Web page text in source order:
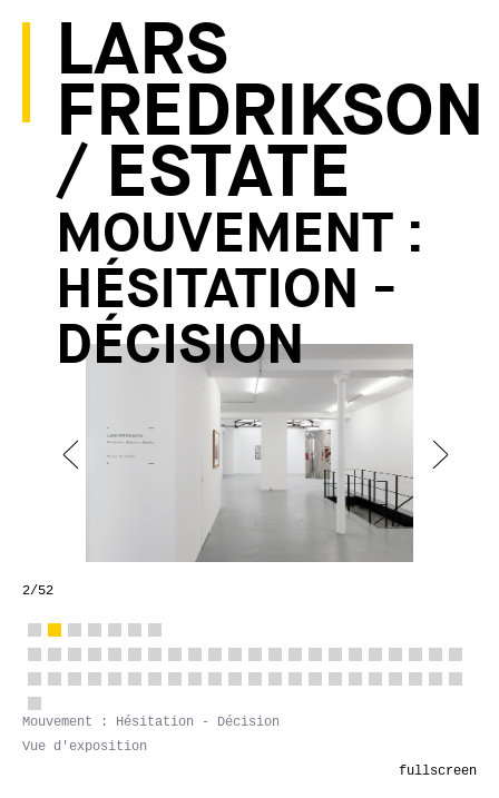
LARS
FREDRIKSON
/ ESTATE
MOUVEMENT :
HÉSITATION -
DÉCISION
2/52
Mouvement : Hésitation - Décision
Vue d'exposition
fullscreen